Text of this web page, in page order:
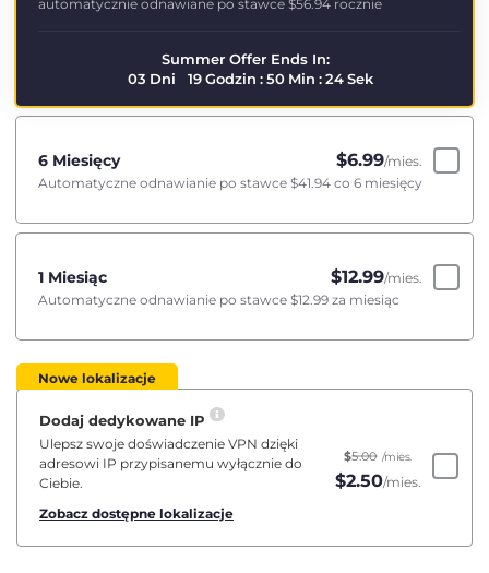
automatycznie odnawiane po stawce $56.94 rocznie
Summer Offer Ends In:
03 Dni 19Godzin :50 Min : 23Sek
6 Miesięcy $6.99/mies.
Automatyczne odnawianie po stawce $41.94 co 6 miesięcy
1 Miesiąc $12.99/mies.
Automatyczne odnawianie po stawce $12.99 za miesiąc
Nowe lokalizacje
Dodaj dedykowane IP
Ulepsz swoje doświadczenie VPN dzięki
adresowi IP przypisanemu wyłącznie do
Ciebie.
Zobacz dostępne lokalizacje
$5.00 /mies.
$2.50/mies.